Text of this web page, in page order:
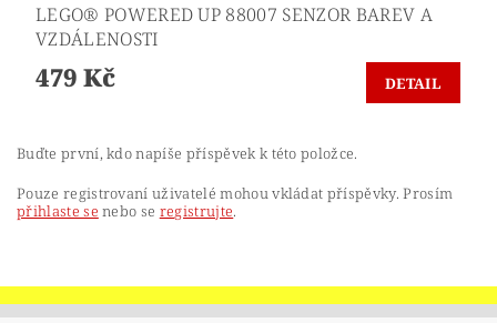
LEGO® POWERED UP 88007 SENZOR BAREV A
VZDÁLENOSTI
479 Kč DETAIL
Buďte první, kdo napíše příspěvek k této položce.
Pouze registrovaní uživatelé mohou vkládat příspěvky. Prosím
přihlaste se nebo se registrujte.